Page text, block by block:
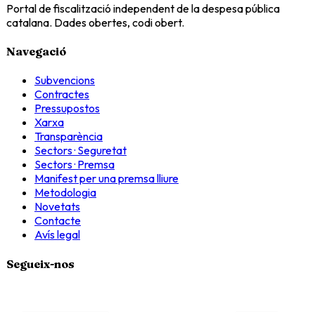
Portal de fiscalització independent de la despesa pública
catalana. Dades obertes, codi obert.
Navegació
Subvencions
Contractes
Pressupostos
Xarxa
Transparència
Sectors · Seguretat
Sectors · Premsa
Manifest per una premsa lliure
Metodologia
Novetats
Contacte
Avís legal
Segueix-nos